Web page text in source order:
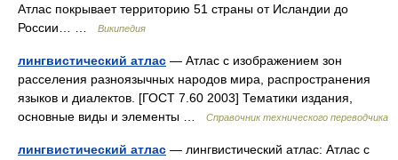
Атлас покрывает территорию 51 страны от Исландии до
России… …
Википедия
лингвистический атлас — Атлас с изображением зон
расселения разноязычных народов мира, распространения
языков и диалектов. [ГОСТ 7.60 2003] Тематики издания,
основные виды и элементы …
Справочник технического переводчика
лингвистический атлас — лингвистический атлас: Атлас с